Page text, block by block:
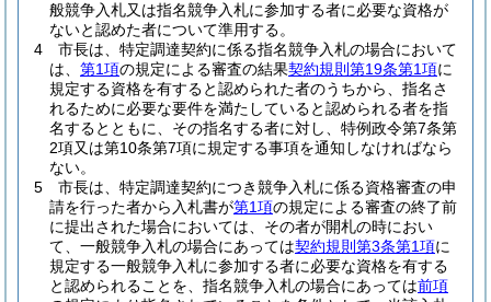
般競争入札又は指名競争入札に参加する者に必要な資格が
ないと認めた者について準用する。
4
市長は、特定調達契約に係る指名競争入札の場合において
は、 第1項の規定による審査の結果契約規則第19条第1項に
規定する資格を有すると認められた者のうちから、指名さ
れるために必要な要件を満たしていると認められる者を指
名するとともに、その指名する者に対し、特例政令第7条第
2項又は第10条第7項に規定する事項を通知しなければなら
ない。
5
市長は、特定調達契約につき競争入札に係る資格審査の申
請を行った者から入札書が第1項の規定による審査の終了前
に提出された場合においては、その者が開札の時におい
て、一般競争入札の場合にあっては契約規則第3条第1項に
規定する一般競争入札に参加する者に必要な資格を有する
と認められることを、指名競争入札の場合にあっては前項